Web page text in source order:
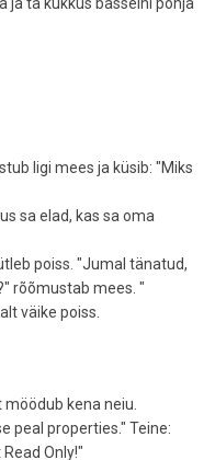
ligi mees ja küsib: "Miks
sa elad, kas sa oma
poiss. "Jumal tänatud,
rõõmustab mees. "
väike poiss.
kena neiu.
peal properties." Teine:
Only!"